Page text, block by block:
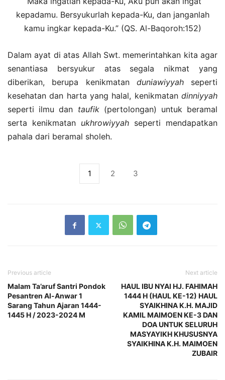
kepadamu. Bersyukurlah kepada-Ku, dan janganlah
kamu ingkar kepada-Ku.” (QS. Al-Baqoroh:152)
Dalam ayat di atas Allah Swt. memerintahkan kita agar
senantiasa bersyukur atas segala nikmat yang
diberikan, berupa kenikmatan duniawiyyahseperti
kesehatan dan harta yang halal, kenikmatan dinniyyah
seperti ilmu dan taufik(pertolongan) untuk beramal
serta kenikmatan ukhrowiyyah seperti mendapatkan
pahala dari beramal sholeh.
1 2 3
Previous article
Malam Ta’aruf Santri Pondok
Pesantren Al-Anwar 1
Sarang Tahun Ajaran 1444-
1445 H / 2023-2024 M
Next article
HAUL IBU NYAI HJ. FAHIMAH
1444 H (HAUL KE-12) HAUL
SYAIKHINA K.H. MAJID
KAMIL MAIMOEN KE-3 DAN
DOA UNTUK SELURUH
MASYAYIKH KHUSUSNYA
SYAIKHINA K.H. MAIMOEN
ZUBAIR